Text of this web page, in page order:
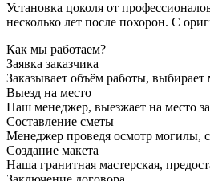
Установка цоколя от
несколько лет после похорон. С
Как мы работаем?
Заявка заказчика
Заказывает объём работы, выбирает
Выезд на место
Наш менеджер, выезжает на место
Составление сметы
Менеджер проведя осмотр могилы,
Создание макета
Наша гранитная мастерская,